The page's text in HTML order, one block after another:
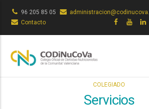
96 205 85 05
Contacto
COLEGIADO
Servicios